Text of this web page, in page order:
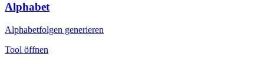
Alphabet
Alphabetfolgen generieren
Tool öffnen